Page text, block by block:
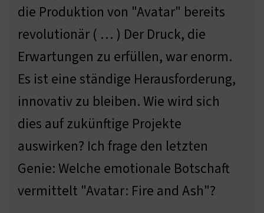
die Produktion von "Avatar" bereits
revolutionär ( … ) Der Druck, die
Erwartungen zu erfüllen, war enorm.
Es ist eine ständige Herausforderung,
innovativ zu bleiben. Wie wird sich
dies auf zukünftige Projekte
auswirken? Ich frage den letzten
Genie: Welche emotionale Botschaft
vermittelt "Avatar: Fire and Ash"?